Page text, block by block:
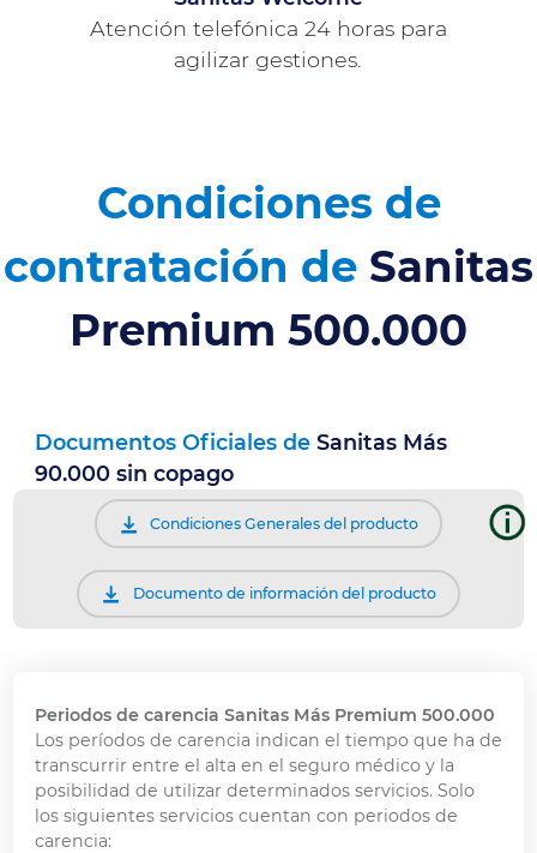
Atención telefónica 24 horas para
agilizar gestiones.
Condiciones de
contratación de Sanitas
Premium 500.000
Documentos Oficiales de Sanitas Más
90.000 sin copago
Condiciones Generales del producto
Documento de información del producto
Periodos de carencia Sanitas Más Premium 500.000
Los períodos de carencia indican el tiempo que ha de
transcurrir entre el alta en el seguro médico y la
posibilidad de utilizar determinados servicios. Solo
los siguientes servicios cuentan con periodos de
carencia: